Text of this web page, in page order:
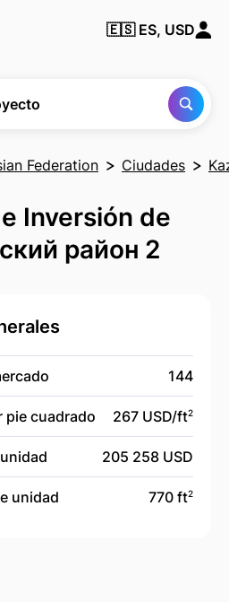
Encuentra
cualquier
🇪🇸 ES, USD
Federation Ciudades
Inversión de
район 2
144
pie cuadrado 267 USD/ft2
205 258 USD
unidad 770 ft2